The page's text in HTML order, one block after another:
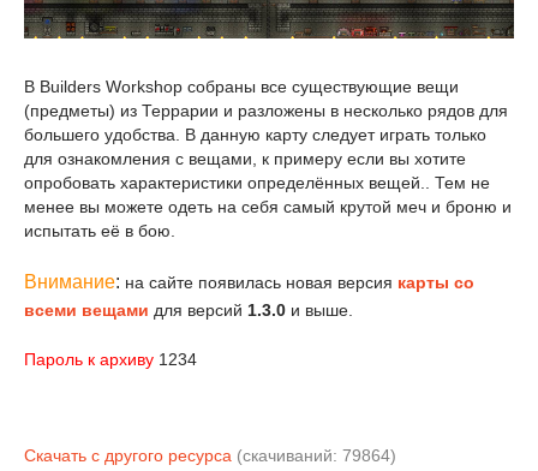
В Builders Workshop собраны все существующие вещи
(предметы) из Террарии и разложены в несколько рядов для
большего удобства. В данную карту следует играть только
для ознакомления с вещами, к примеру если вы хотите
опробовать характеристики определённых вещей.. Тем не
менее вы можете одеть на себя самый крутой меч и броню и
испытать её в бою.
Внимание: на сайте появилась новая версия карты со
всеми вещами для версий 1.3.0 и выше.
Пароль к архиву 1234
Скачать с другого ресурса (cкачиваний: 79864)